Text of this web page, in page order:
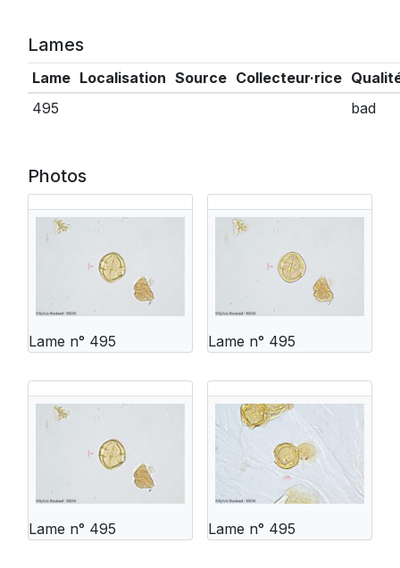
Lames
Lame Localisation Source Collecteur·rice
495
bad
Photos
Lame n° 495 Lame n° 495
Lame n° 495 Lame n° 495